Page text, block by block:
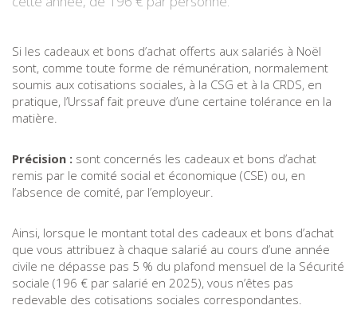
Si les cadeaux et bons d’achat offerts aux salariés à Noël
sont, comme toute forme de rémunération, normalement
soumis aux cotisations sociales, à la CSG et à la CRDS, en
pratique, l’Urssaf fait preuve d’une certaine tolérance en la
matière.
Précision : sont concernés les cadeaux et bons d’achat
remis par le comité social et économique (CSE) ou, en
l’absence de comité, par l’employeur.
Ainsi, lorsque le montant total des cadeaux et bons d’achat
que vous attribuez à chaque salarié au cours d’une année
civile ne dépasse pas 5 % du plafond mensuel de la Sécurité
sociale (196 € par salarié en 2025), vous n’êtes pas
redevable des cotisations sociales correspondantes.